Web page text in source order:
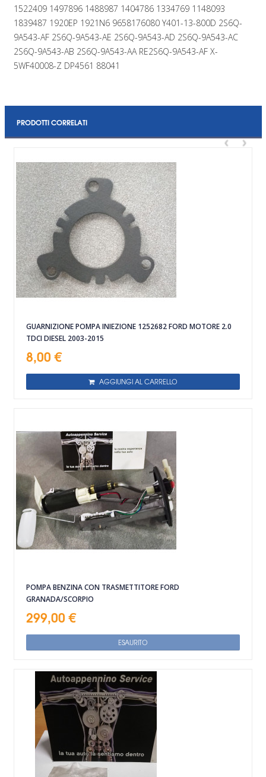
1522409 1497896 1488987 1404786 1334769 1148093
1839487 1920EP 1921N6 9658176080 Y401-13-800D 2S6Q-
9A543-AF 2S6Q-9A543-AE 2S6Q-9A543-AD 2S6Q-9A543-AC
2S6Q-9A543-AB 2S6Q-9A543-AA RE2S6Q-9A543-AF X-
5WF40008-Z DP4561 88041
PRODOTTI CORRELATI
‹ ›
GUARNIZIONE POMPA INIEZIONE 1252682 FORD MOTORE 2.0
TDCI DIESEL 2003-2015
8,00 €
AGGIUNGI AL CARRELLO
POMPA BENZINA CON TRASMETTITORE FORD
GRANADA/SCORPIO
299,00 €
ESAURITO